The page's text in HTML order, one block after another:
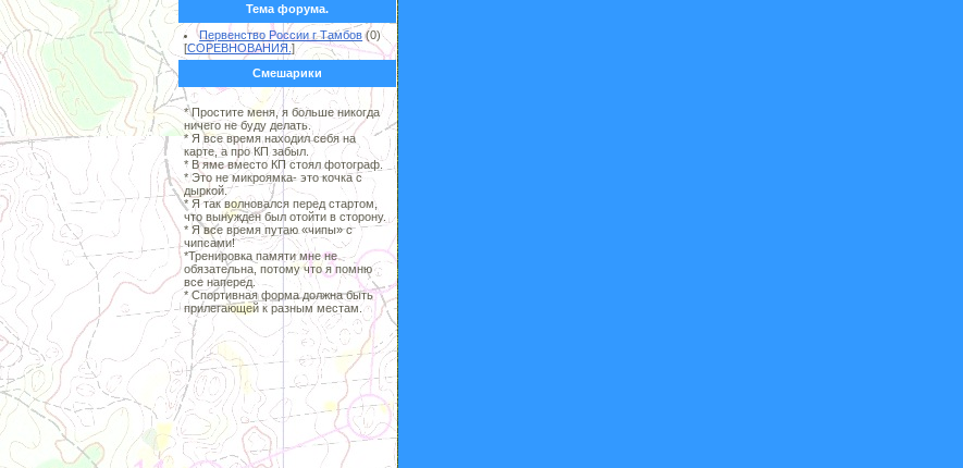
Тема форума.
Первенство России г Тамбов (0)
[СОРЕВНОВАНИЯ.]
Смешарики
* Простите меня, я больше никогда
ничего не буду делать.
* Я все время находил себя на
карте, а про КП забыл.
* В яме вместо КП стоял фотограф.
* Это не микроямка- это кочка с
дыркой.
* Я так волновался перед стартом,
что вынужден был отойти в сторону.
* Я все время путаю «чипы» с
чипсами!
*Тренировка памяти мне не
обязательна, потому что я помню
все наперед.
* Спортивная форма должна быть
прилегающей к разным местам.